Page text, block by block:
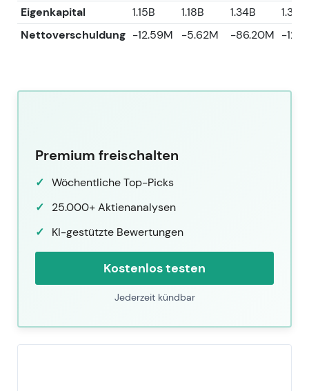
Eigenkapital
1.15B 1.18B 1.34B
1.34B
Nettoverschuldung -12.59M -5.62M -86.20M -
Premium freischalten
Wöchentliche Top-Picks
25.000+ Aktienanalysen
KI-gestützte Bewertungen
Kostenlos testen
Jederzeit kündbar